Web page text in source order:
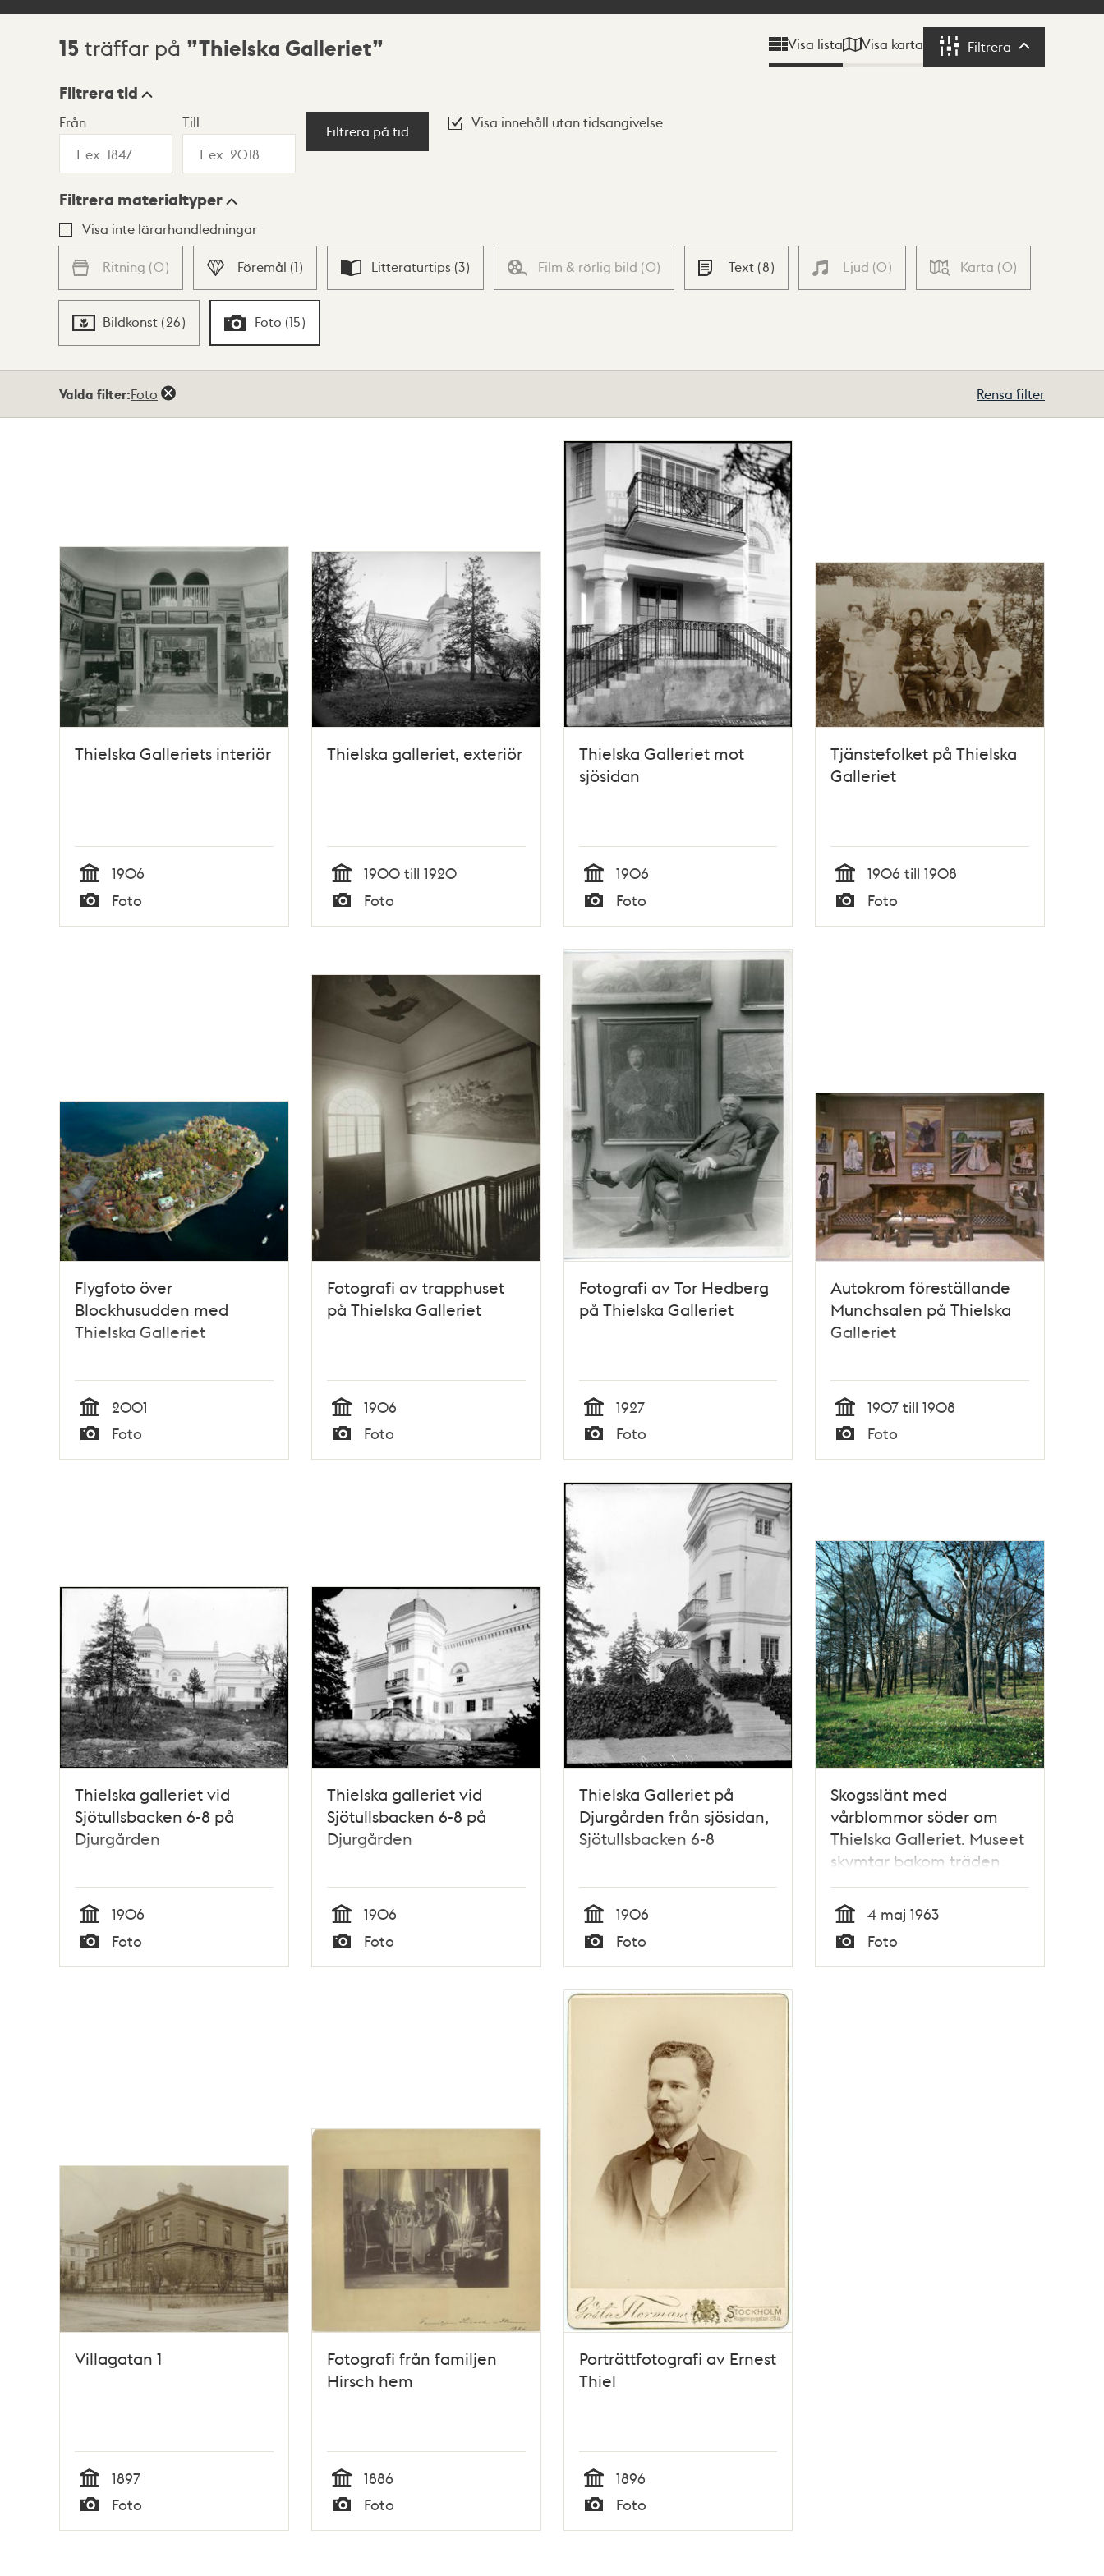
Sökresultat
15 träffar på Thielska Galleriet Visa lista Visa karta Filtrera Filtrera
Visningsläge
Lista Karta
Filtrera tid
Från Till
Filtrera på tid
Visa innehåll utan tidsangivelse
Filtrera materialtyper
Visa inte lärarhandledningar
Ritning (0) Föremål (1) Litteraturtips (3) Film & rörlig bild (0) Text (8) Ljud (0) Karta (0)
Bildkonst (26) Foto (15)
Valda filter:Foto Rensa filter
Thielska Galleriets interiör
Tid
1906
Typ
Foto
Thielska galleriet, exteriör
Tid
1900 till 1920
Typ
Foto
Thielska Galleriet mot
sjösidan
Tid
1906
Typ
Foto
Tjänstefolket på Thielska
Galleriet
Tid
1906 till 1908
Typ
Foto
Flygfoto över
Blockhusudden med
Thielska Galleriet
Tid
2001
Typ
Foto
Fotografi av trapphuset
på Thielska Galleriet
Tid
1906
Typ
Foto
Fotografi av Tor Hedberg
på Thielska Galleriet
Tid
1927
Typ
Foto
Autokrom föreställande
Munchsalen på Thielska
Galleriet
Tid
1907 till 1908
Typ
Foto
Thielska galleriet vid
Sjötullsbacken 6-8 på
Djurgården
Tid
1906
Typ
Foto
Thielska galleriet vid
Sjötullsbacken 6-8 på
Djurgården
Tid
1906
Typ
Foto
Thielska Galleriet på
Djurgården från sjösidan,
Sjötullsbacken 6-8
Tid
1906
Typ
Foto
Skogsslänt med
vårblommor söder om
Thielska Galleriet. Museet
skymtar bakom träden
Tid
4 maj 1963
Typ
Foto
Villagatan 1
Tid
1897
Typ
Foto
Fotografi från familjen
Hirsch hem
Tid
1886
Typ
Foto
Porträttfotografi av Ernest
Thiel
Tid
1896
Typ
Foto